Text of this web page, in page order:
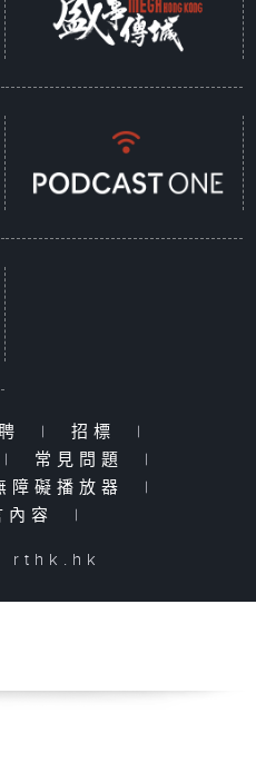
| 招標
|
| 常見問題
|
障礙播放器
|
內容
|
rthk.hk